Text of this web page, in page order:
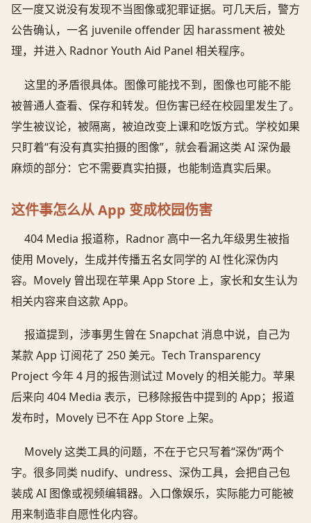
区一度又说没有发现不当图像或犯罪证据。可几天后，警方
公告确认，一名 juvenile offender 因 harassment 被处
理，并进入 Radnor Youth Aid Panel 相关程序。
这里的矛盾很具体。图像可能找不到，图像也可能不能
被普通人查看、保存和转发。但伤害已经在校园里发生了。
学生被议论，被隔离，被迫改变上课和吃饭方式。学校如果
只盯着“有没有真实拍摄的图像”，就会看漏这类 AI 深伪最
麻烦的部分：它不需要真实拍摄，也能制造真实后果。
这件事怎么从 App 变成校园伤害
404 Media 报道称，Radnor 高中一名九年级男生被指
使用 Movely，生成并传播五名女同学的 AI 性化深伪内
容。Movely 曾出现在苹果 App Store 上，家长和女生认为
相关内容来自这款 App。
报道提到，涉事男生曾在 Snapchat 消息中说，自己为
某款 App 订阅花了 250 美元。Tech Transparency
Project 今年 4 月的报告测试过 Movely 的相关能力。苹果
后来向 404 Media 表示，已移除报告中提到的 App；报道
发布时，Movely 已不在 App Store 上架。
Movely 这类工具的问题，不在于它只写着“深伪”两个
字。很多同类 nudify、undress、深伪工具，会把自己包
装成 AI 图像或视频编辑器。入口像娱乐，实际能力可能被
用来制造非自愿性化内容。